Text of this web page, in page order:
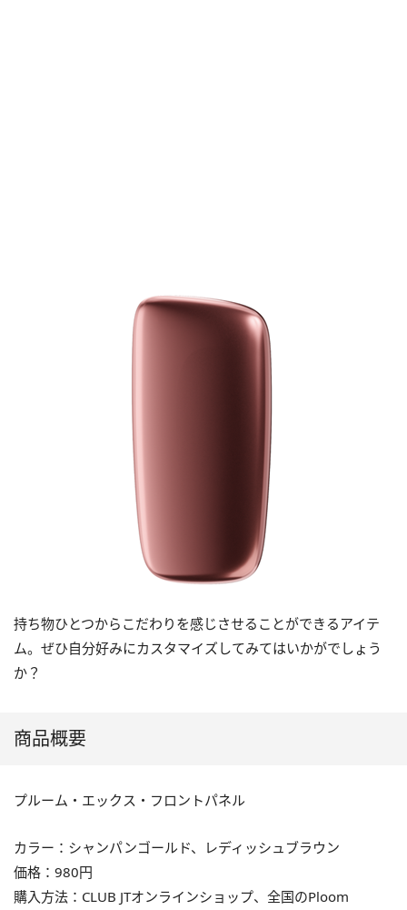
持ち物ひとつからこだわりを感じさせることができるアイテ
ム。ぜひ自分好みにカスタマイズしてみてはいかがでしょう
か？
商品概要
プルーム・エックス・フロントパネル
カラー：シャンパンゴールド、レディッシュブラウン
価格：980円
購入方法：CLUB JTオンラインショップ、全国のPloom